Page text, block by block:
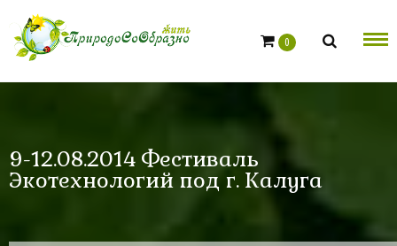
content
0
9-12.08.2014 Фестиваль
Экотехнологий под г. Калуга